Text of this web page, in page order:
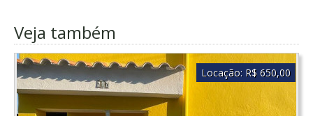
Veja também
Locação: R$ 650,00